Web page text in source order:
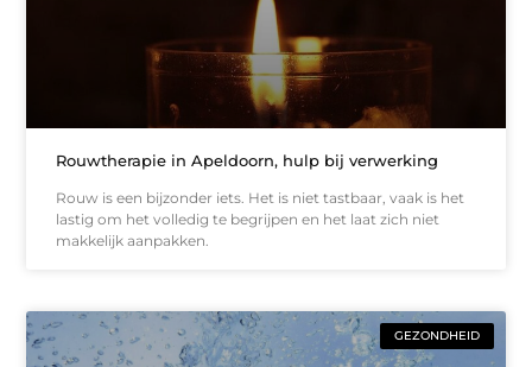
Rouwtherapie in Apeldoorn, hulp bij verwerking
Rouw is een bijzonder iets. Het is niet tastbaar, vaak is het
lastig om het volledig te begrijpen en het laat zich niet
makkelijk aanpakken.
GEZONDHEID